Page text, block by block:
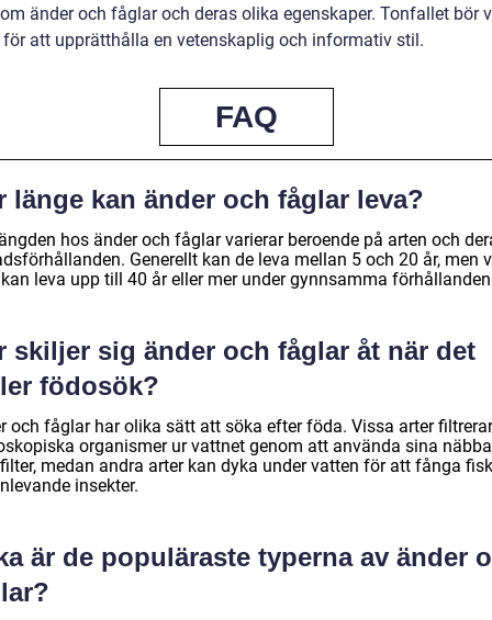
änder och fåglar och deras olika egenskaper. Tonfallet bör
att upprätthålla en vetenskaplig och informativ stil.
FAQ
länge kan änder och fåglar leva?
hos änder och fåglar varierar beroende på arten och
Generellt kan de leva mellan 5 och 20 år, men
leva upp till 40 år eller mer under gynnsamma
skiljer sig änder och fåglar åt när det
födosök?
och fåglar har olika sätt att söka efter föda. Vissa arter filtrerar
organismer ur vattnet genom att använda sina
medan andra arter kan dyka under vatten för att fånga
insekter.
är de populäraste typerna av änder